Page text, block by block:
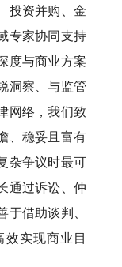
投资并购、金
专家协同支持
度与商业方案
洞察、与监管
网络，我们致
、稳妥且富有
杂争议时最可
通过诉讼、仲
于借助谈判、
实现商业目